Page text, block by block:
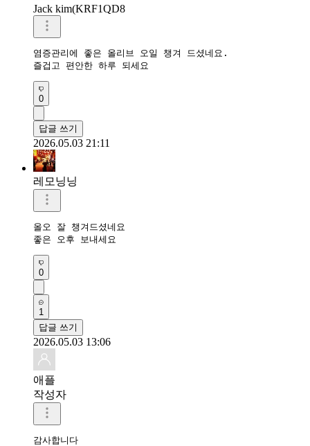
Jack kim(KRF1QD8
염증관리에 좋은 올리브 오일 챙겨 드셨네요.
즐겁고 편안한 하루 되세요
0
답글 쓰기
2026.05.03 21:11
레모닝닝
올오 잘 챙겨드셨네요
좋은 오후 보내세요
0
1
답글 쓰기
2026.05.03 13:06
애플
작성자
감사합니다